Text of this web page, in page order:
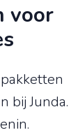
voor
bij Junda.